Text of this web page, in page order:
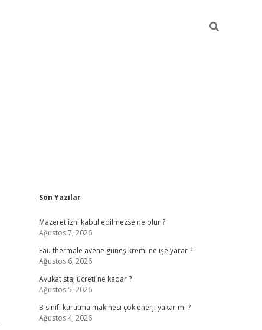
Sidebar
Son Yazılar
Mazeret izni kabul edilmezse ne olur ?
Ağustos 7, 2026
Eau thermale avene güneş kremi ne işe yarar ?
Ağustos 6, 2026
Avukat staj ücreti ne kadar ?
Ağustos 5, 2026
B sınıfı kurutma makinesi çok enerji yakar mı ?
Ağustos 4, 2026